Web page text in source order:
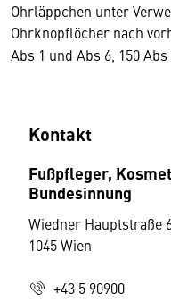
Ohrläppchen unter
Ohrknopflöcher nach
Abs 1 und Abs 6, 150 Abs
Kontakt
Fußpfleger,
Bundesinnung
Wiedner Hauptstraße
1045 Wien
+43 5 90900